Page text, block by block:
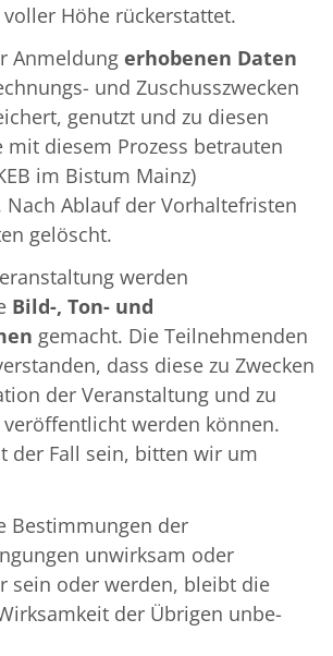
Höhe rückerstattet.
Anmeldung erhobenen Daten
und Zuschuss­zwecken
genutzt und zu diesen
mit diesem Prozess betrauten
im Bistum Mainz)
Nach Ablauf der Vorhaltefristen
gelöscht.
werden
Bild-, Ton- und
gemacht. Die Teilnehmenden
dass diese zu Zwecken
der Veranstaltung und zu
veröffentlicht werden können.
der Fall sein, bitten wir um
Bestimmungen der
unwirksam oder
sein oder werden, bleibt die
der Übrigen unbe­